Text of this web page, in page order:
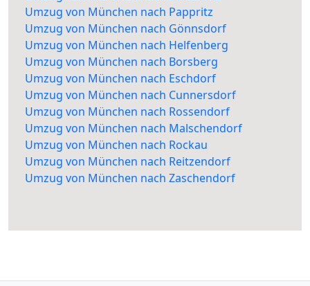
Umzug von München nach Pappritz
Umzug von München nach Gönnsdorf
Umzug von München nach Helfenberg
Umzug von München nach Borsberg
Umzug von München nach Eschdorf
Umzug von München nach Cunnersdorf
Umzug von München nach Rossendorf
Umzug von München nach Malschendorf
Umzug von München nach Rockau
Umzug von München nach Reitzendorf
Umzug von München nach Zaschendorf